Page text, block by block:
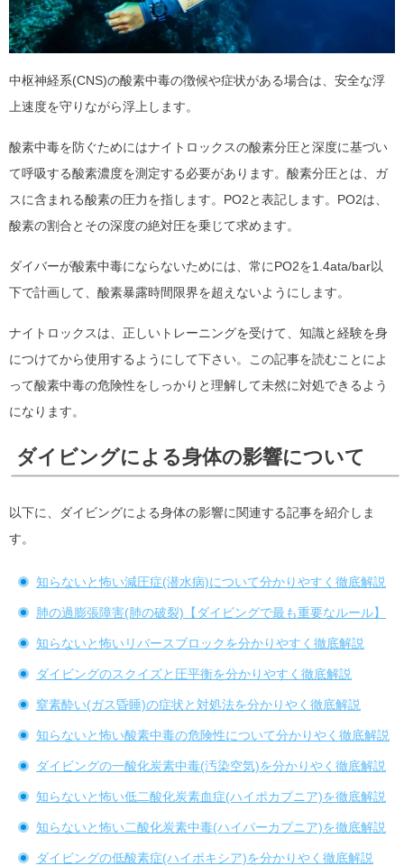
中枢神経系(CNS)の酸素中毒の徴候や症状がある場合は、安全な浮
上速度を守りながら浮上します。
酸素中毒を防ぐためにはナイトロックスの酸素分圧と深度に基づい
て呼吸する酸素濃度を測定する必要があります。酸素分圧とは、ガ
スに含まれる酸素の圧力を指します。PO2と表記します。PO2は、
酸素の割合とその深度の絶対圧を乗じて求めます。
ダイバーが酸素中毒にならないためには、常にPO2を1.4ata/bar以
下で計画して、酸素暴露時間限界を超えないようにします。
ナイトロックスは、正しいトレーニングを受けて、知識と経験を身
につけてから使用するようにして下さい。この記事を読むことによ
って酸素中毒の危険性をしっかりと理解して未然に対処できるよう
になります。
ダイビングによる身体の影響について
以下に、ダイビングによる身体の影響に関連する記事を紹介しま
す。
知らないと怖い減圧症(潜水病)について分かりやすく徹底解説
肺の過膨張障害(肺の破裂)【ダイビングで最も重要なルール】
知らないと怖いリバースブロックを分かりやすく徹底解説
ダイビングのスクイズと圧平衡を分かりやすく徹底解説
窒素酔い(ガス昏睡)の症状と対処法を分かりやく徹底解説
知らないと怖い酸素中毒の危険性について分かりやく徹底解説
ダイビングの一酸化炭素中毒(汚染空気)を分かりやく徹底解説
知らないと怖い低二酸化炭素血症(ハイポカプニア)を徹底解説
知らないと怖い二酸化炭素中毒(ハイパーカプニア)を徹底解説
ダイビングの低酸素症(ハイポキシア)を分かりやく徹底解説